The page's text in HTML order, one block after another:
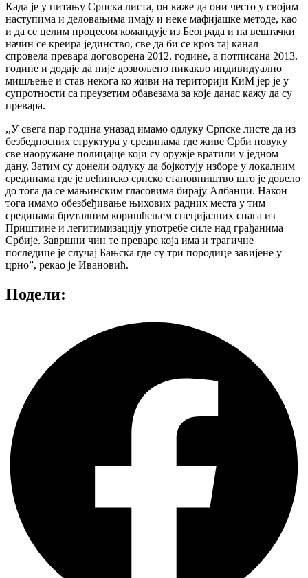
Када је у питању Српска листа, он каже да они често у својим
наступима и деловањима имају и неке мафијашке методе, као
и да се целим процесом командује из Београда и на вештачки
начин се креира јединство, све да би се кроз тај канал
спровела превара договорена 2012. године, а потписана 2013.
године и додаје да није дозвољено никакво индивидуално
мишљење и став некога ко живи на територији КиМ јер је у
супротности са преузетим обавезама за које данас кажу да су
превара.
,,У свега пар година уназад имамо одлуку Српске листе да из
безбедносних структура у срединама где живе Срби повуку
све наоружане полицајце који су оружје вратили у једном
дану. Затим су донели одлуку да бојкотују изборе у локалним
срединама где је већинско српско становништво што је довело
до тога да се мањинским гласовима бирају Албанци. Након
тога имамо обезбеђивање њихових радних места у тим
срединама бруталним коришћењем специјалних снага из
Приштине и легитимизацију употребе силе над грађанима
Србије. Завршни чин те преваре која има и трагичне
последице је случај Бањска где су три породице завијене у
црно”, рекао је Ивановић.
Подели: